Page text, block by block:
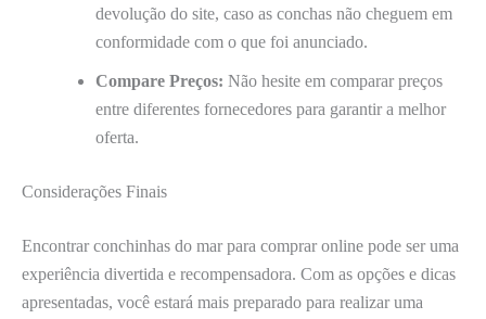
devolução do site, caso as conchas não cheguem em
conformidade com o que foi anunciado.
Compare Preços: Não hesite em comparar preços
entre diferentes fornecedores para garantir a melhor
oferta.
Considerações Finais
Encontrar conchinhas do mar para comprar online pode ser uma
experiência divertida e recompensadora. Com as opções e dicas
apresentadas, você estará mais preparado para realizar uma